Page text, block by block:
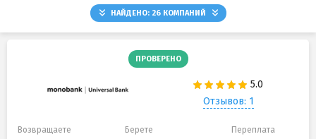
НАЙДЕНО: 26КОМПАНИЙ
ПРОВЕРЕНО
Отзывов: 1
Возвращаете Берете Переплата